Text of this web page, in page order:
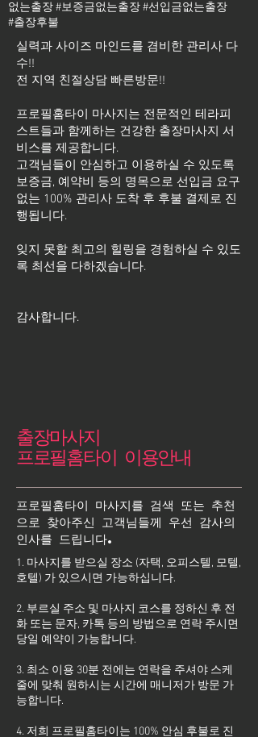
없는출장 #보증금없는출장 #선입금없는출장
#출장후불
실력과 사이즈 마인드를 겸비한 관리사 다
수!!
전 지역 친절상담 빠른방문!!
프로필홈타이 마사지는 전문적인 테라피
스트들과 함께하는 건강한 출장마사지 서
비스를 제공합니다.
고객님들이 안심하고 이용하실 수 있도록
보증금, 예약비 등의 명목으로 선입금 요구
없는 100% 관리사 도착 후 후불 결제로 진
행됩니다.
잊지 못할 최고의 힐링을 경험하실 수 있도
록 최선을 다하겠습니다.
​감사합니다.
출장마사지
프로필홈타이 이용안내
프로필홈타이 마사지를 검색 또는 추천
으로 찾아주신 고객님들께 우선 감사의
인사를 드립니다.
1. 마사지를 받으실 장소 (자택, 오피스텔, 모텔,
호텔) 가 있으시면 가능하십니다.
2. 부르실 주소 및 마사지 코스를 정하신 후 전
화 또는 문자, 카톡 등의 방법으로 연락 주시면
당일 예약이 가능합니다.
3. 최소 이용 30분 전에는 연락을 주셔야 스케
줄에 맞춰 원하시는 시간에 매니저가 방문 가
능합니다.
4. 저희 프로필홈타이는 100% 안심 후불로 진